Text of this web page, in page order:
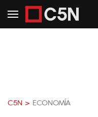
C5N > ECONOMÍA